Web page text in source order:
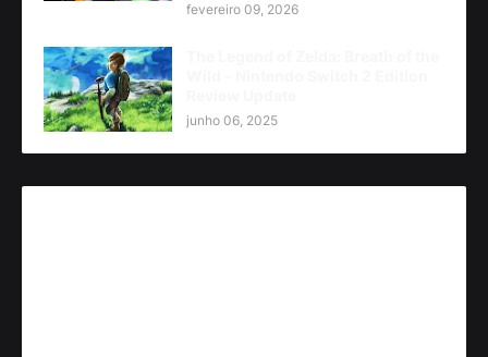
fevereiro 09, 2026
junho 06, 2025